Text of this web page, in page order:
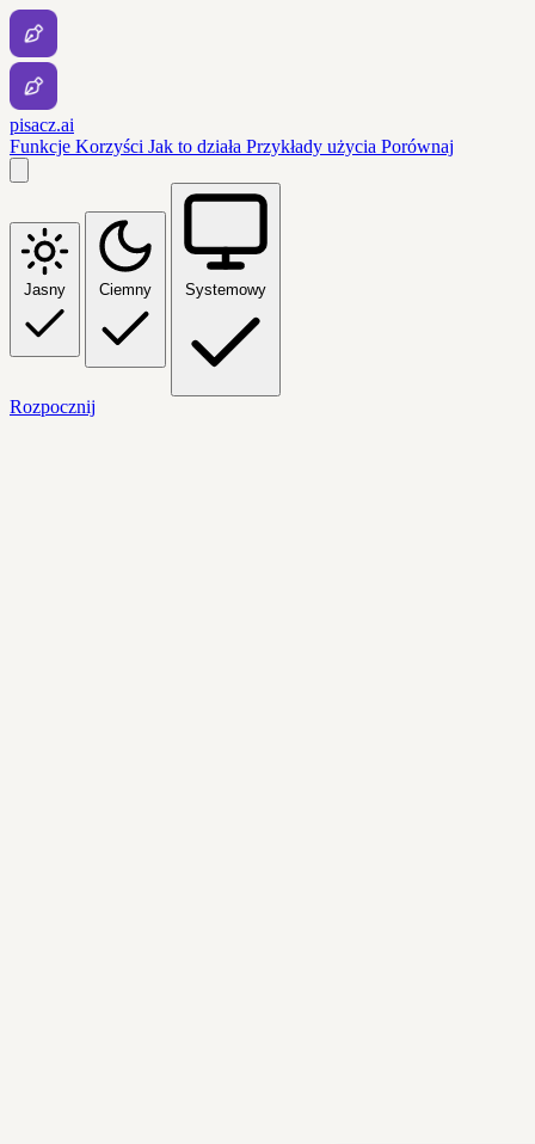
pisacz.ai
Funkcje Korzyści Jak to działa Przykłady użycia Porównaj
Jasny Ciemny Systemowy
Rozpocznij